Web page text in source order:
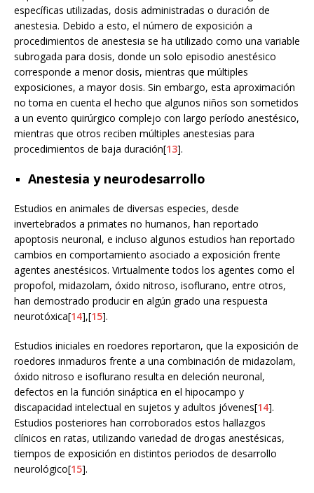
específicas utilizadas, dosis administradas o duración de
anestesia. Debido a esto, el número de exposición a
procedimientos de anestesia se ha utilizado como una variable
subrogada para dosis, donde un solo episodio anestésico
corresponde a menor dosis, mientras que múltiples
exposiciones, a mayor dosis. Sin embargo, esta aproximación
no toma en cuenta el hecho que algunos niños son sometidos
a un evento quirúrgico complejo con largo período anestésico,
mientras que otros reciben múltiples anestesias para
procedimientos de baja duración[13].
Anestesia y neurodesarrollo
Estudios en animales de diversas especies, desde
invertebrados a primates no humanos, han reportado
apoptosis neuronal, e incluso algunos estudios han reportado
cambios en comportamiento asociado a exposición frente
agentes anestésicos. Virtualmente todos los agentes como el
propofol, midazolam, óxido nitroso, isoflurano, entre otros,
han demostrado producir en algún grado una respuesta
neurotóxica[14],[15].
Estudios iniciales en roedores reportaron, que la exposición de
roedores inmaduros frente a una combinación de midazolam,
óxido nitroso e isoflurano resulta en deleción neuronal,
defectos en la función sináptica en el hipocampo y
discapacidad intelectual en sujetos y adultos jóvenes[14].
Estudios posteriores han corroborados estos hallazgos
clínicos en ratas, utilizando variedad de drogas anestésicas,
tiempos de exposición en distintos periodos de desarrollo
neurológico[15].